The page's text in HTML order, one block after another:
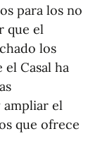
para los no
que el
los
Casal ha
ampliar el
que ofrece